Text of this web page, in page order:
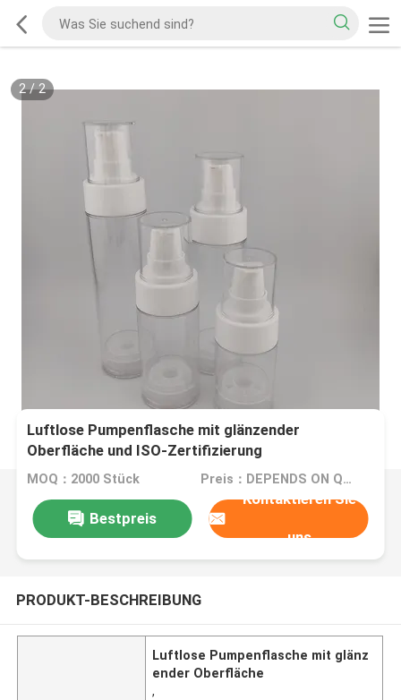
2/2
Luftlose Pumpenflasche mit glänzender
Oberfläche und ISO-Zertifizierung
MOQ：2000 Stück Preis：DEPENDS ON QUANTITY
Bestpreis
Kontaktieren Sie
uns
PRODUKT-BESCHREIBUNG
Luftlose Pumpenflasche mit glänz
ender Oberfläche
,